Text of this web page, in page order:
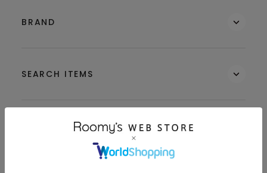
BRAND
SEARCH ITEMS